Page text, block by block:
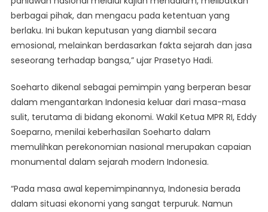
berbagai pihak, dan mengacu pada ketentuan yang
berlaku. Ini bukan keputusan yang diambil secara
emosional, melainkan berdasarkan fakta sejarah dan jasa
seseorang terhadap bangsa,” ujar Prasetyo Hadi.
Soeharto dikenal sebagai pemimpin yang berperan besar
dalam mengantarkan Indonesia keluar dari masa-masa
sulit, terutama di bidang ekonomi. Wakil Ketua MPR RI, Eddy
Soeparno, menilai keberhasilan Soeharto dalam
memulihkan perekonomian nasional merupakan capaian
monumental dalam sejarah modern Indonesia.
“Pada masa awal kepemimpinannya, Indonesia berada
dalam situasi ekonomi yang sangat terpuruk. Namun